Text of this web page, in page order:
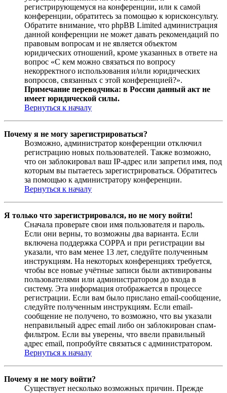
регистрирующемуся на конференции, или к самой
конференции, обратитесь за помощью к юрисконсульту.
Обратите внимание, что phpBB Limited администрация
данной конференции не может давать рекомендаций по
правовым вопросам и не является объектом
юридических отношений, кроме указанных в ответе на
вопрос «С кем можно связаться по вопросу
некорректного использования и/или юридических
вопросов, связанных с этой конференцией?».
Примечание переводчика: в России данный акт не
имеет юридической силы.
Вернуться к началу
Почему я не могу зарегистрироваться?
Возможно, администратор конференции отключил
регистрацию новых пользователей. Также возможно,
что он заблокировал ваш IP-адрес или запретил имя, под
которым вы пытаетесь зарегистрироваться. Обратитесь
за помощью к администратору конференции.
Вернуться к началу
Я только что зарегистрировался, но не могу войти!
Сначала проверьте свои имя пользователя и пароль.
Если они верны, то возможны два варианта. Если
включена поддержка COPPA и при регистрации вы
указали, что вам менее 13 лет, следуйте полученным
инструкциям. На некоторых конференциях требуется,
чтобы все новые учётные записи были активированы
пользователями или администратором до входа в
систему. Эта информация отображается в процессе
регистрации. Если вам было прислано email-сообщение,
следуйте полученным инструкциям. Если email-
сообщение не получено, то возможно, что вы указали
неправильный адрес email либо он заблокирован спам-
фильтром. Если вы уверены, что ввели правильный
адрес email, попробуйте связаться с администратором.
Вернуться к началу
Почему я не могу войти?
Существует несколько возможных причин. Прежде